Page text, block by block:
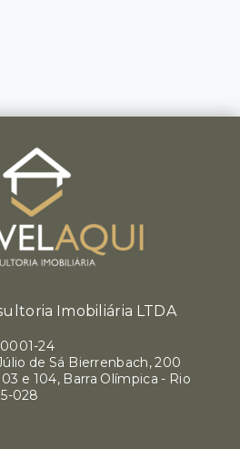
Imobiliária LTDA
24
de Sá Bierrenbach, 200
e 104, Barra Olímpica - Rio
028